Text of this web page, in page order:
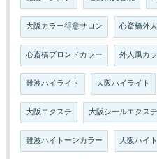
大阪カラー得意サロン 心斎橋外
心斎橋ブロンドカラー 外人風カ
難波ハイライト 大阪ハイライト
大阪エクステ 大阪シールエクステ
難波ハイトーンカラー 大阪ハイ